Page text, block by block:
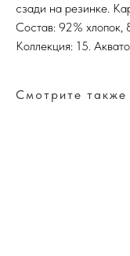
сзади на резинке.
Состав: 92% хлопок,
Коллекция: 15.
Смотрите также